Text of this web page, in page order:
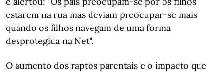
estarem na rua mas deviam preocupar-se mais
quando os filhos navegam de uma forma
desprotegida na Net".
O aumento dos raptos parentais e o impacto que